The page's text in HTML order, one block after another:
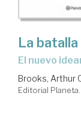
La batalla
el nuevo
Brooks, Arthur
Editorial